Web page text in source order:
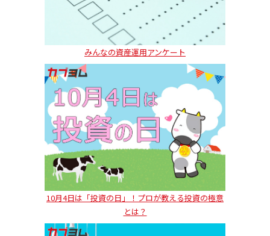
みんなの資産運用アンケート
10月4日は「投資の日」！プロが教える投資の極意
とは？